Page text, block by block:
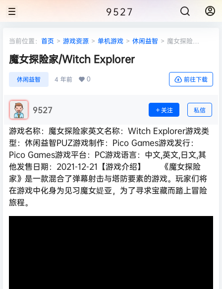
9527
当前位置： 首页 > 游戏资源 > 单机游戏 > 休闲益智 > 魔女探险
魔女探险家/Witch Explorer
休闲益智 4 年前 0 前往下载
9527 关注 私信
游戏名称：魔女探险家英文名称：Witch Explorer游戏类
型：休闲益智PUZ游戏制作：Pico Games游戏发行：
Pico Games游戏平台：PC游戏语言：中文,英文,日文,其
他发售日期：2021-12-21【游戏介绍】 《魔女探险
家》是一款混合了弹幕射击与塔防要素的游戏。玩家们将
在游戏中化身为见习魔女媞亚，为了寻求宝藏而踏上冒险
旅程。